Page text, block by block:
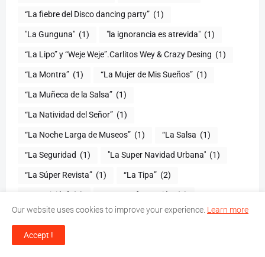
“La fiebre del Disco dancing party” (1)
(1) "la ignorancia es atrevida" (1)
“La Lipo” y “Weje Weje”.Carlitos Wey & Crazy Desing (1)
“La Montra” (1) “La Mujer de Mis Sueños” (1)
“La Muñeca de la Salsa” (1)
“La Natividad del Señor” (1)
“La Noche Larga de Museos” (1) “La Salsa (1)
“La Seguridad (1) "La Super Navidad Urbana'' (1)
“La Súper Revista” (1) “La Tipa” (2)
“La traición” (1) “La Transformación (1)
“La vida del solista no es fácil” (1) “La vida se va” (1)
“La Vida Simple Radio”
Our website uses cookies to improve your experience. Learn more
Accept !